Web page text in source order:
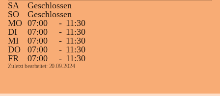
SA
Geschlossen
SO
Geschlossen
MO 07:00 - 11:30
DI
07:00 - 11:30
MI
07:00 - 11:30
DO
07:00 - 11:30
FR
07:00 - 11:30
Zuletzt bearbeitet: 20.09.2024